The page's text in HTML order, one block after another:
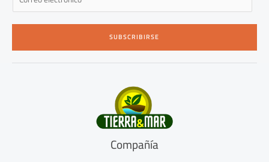
a
i
*
SUBSCRIBIRSE
Compañía